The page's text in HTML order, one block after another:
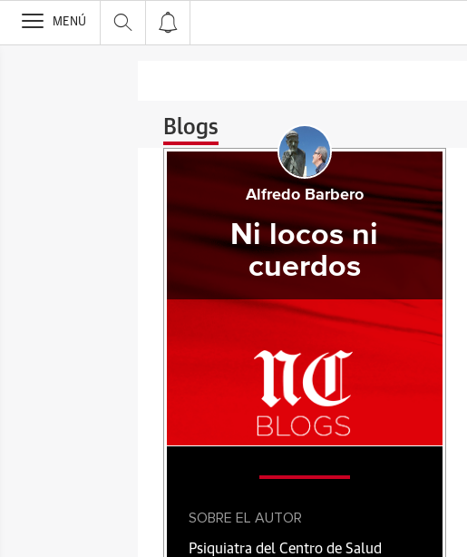
>
MENÚ
Blogs
Alfredo Barbero
Ni locos ni
cuerdos
SOBRE EL AUTOR
Psiquiatra del Centro de Salud